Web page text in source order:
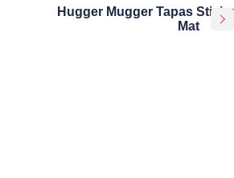
Hugger Mugger Tapas Sticky
Mat